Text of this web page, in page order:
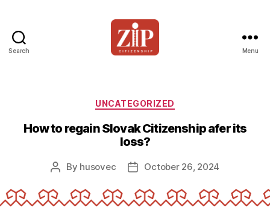
Search Menu
Categories
UNCATEGORIZED
How to regain Slovak Citizenship afer its
loss?
Post
By husovec
PostOctober 26, 2024